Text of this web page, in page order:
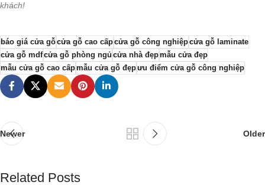
khách!
báo giá cửa gỗcửa gỗ cao cấpcửa gỗ công nghiệpcửa gỗ laminate
cửa gỗ mdfcửa gỗ phòng ngủ cửa nhà đẹpmẫu cửa đẹp
mẫu cửa gỗ cao cấpmẫu cửa gỗ đẹpưu điểm cửa gỗ công nghiệp
Newer Older
Related Posts